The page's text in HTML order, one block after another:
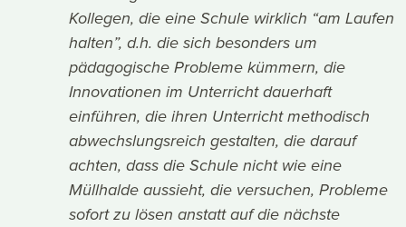
Kollegen, die eine Schule wirklich “am Laufen
halten”, d.h. die sich besonders um
pädagogische Probleme kümmern, die
Innovationen im Unterricht dauerhaft
einführen, die ihren Unterricht methodisch
abwechslungsreich gestalten, die darauf
achten, dass die Schule nicht wie eine
Müllhalde aussieht, die versuchen, Probleme
sofort zu lösen anstatt auf die nächste